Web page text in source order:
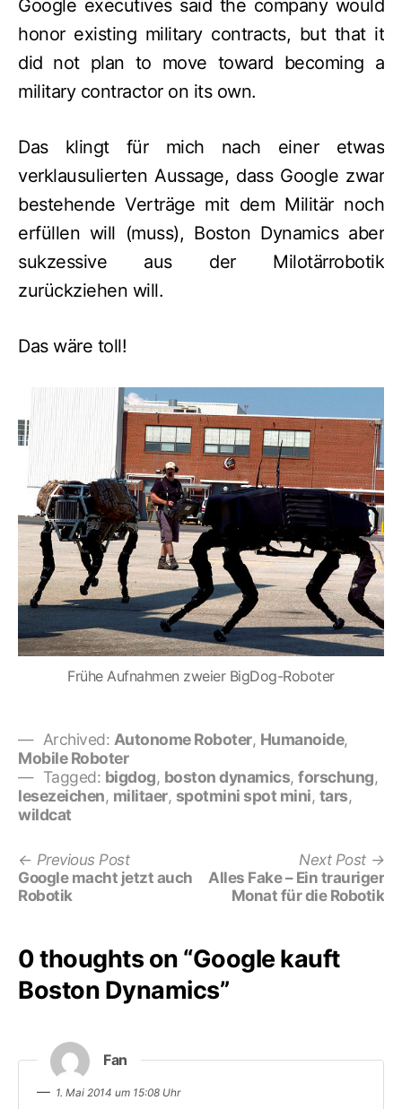
Google executives said the company would
honor existing military contracts, but that it
did not plan to move toward becoming a
military contractor on its own.
Das klingt für mich nach einer etwas
verklausulierten Aussage, dass Google zwar
bestehende Verträge mit dem Militär noch
erfüllen will (muss), Boston Dynamics aber
sukzessive aus der Milotärrobotik
zurückziehen will.
Das wäre toll!
Frühe Aufnahmen zweier BigDog-Roboter
Archived: Autonome Roboter, Humanoide,
Mobile Roboter
Tagged: bigdog, boston dynamics, forschung,
lesezeichen, militaer, spotmini spot mini, tars,
wildcat
Beitrags-
Navigation
Previous PostPrevious
post:
Google macht jetzt auch
Robotik
Next Post
Alles Fake – Ein trauriger
Monat für die Robotik
0 thoughts on “Google kauft
Boston Dynamics”
Fan sagt:
1. Mai 2014 um 15:08 Uhr